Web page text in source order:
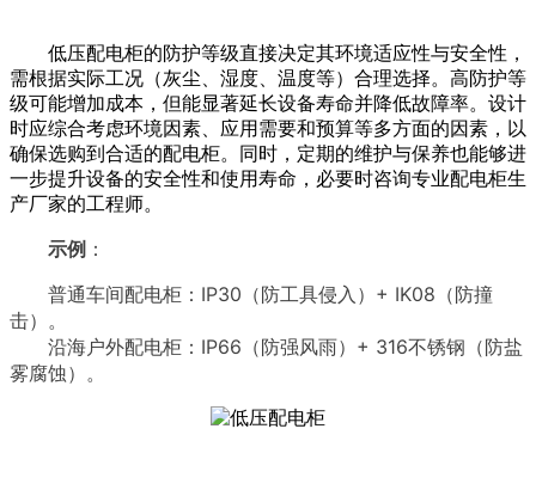
低压配电柜的防护等级直接决定其环境适应性与安全性，
需根据实际工况（灰尘、湿度、温度等）合理选择。高防护等
级可能增加成本，但能显著延长设备寿命并降低故障率。 设计
时应综合考虑环境因素、应用需要和预算等多方面的因素，以
确保选购到合适的配电柜。同时，定期的维护与保养也能够进
一步提升设备的安全性和使用寿命 ，必要时咨询专业配电柜生
产厂家的工程师。
示例 ：
普通车间配电柜：IP30（防工具侵入）+ IK08（防撞
击）。
沿海户外配电柜：IP66（防强风雨）+ 316不锈钢（防盐
雾腐蚀）。